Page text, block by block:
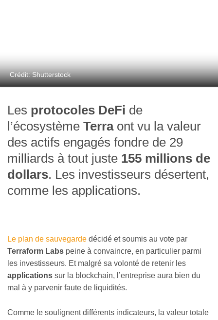
Crédit: Shutterstock
Les protocoles DeFi de
l’écosystème Terraont vu la valeur
des actifs engagés fondre de 29
milliards à tout juste 155 millions de
dollars. Les investisseurs désertent,
comme les applications.
Le plan de sauvegarde décidé et soumis au vote par
Terraform Labs peine à convaincre, en particulier parmi
les investisseurs. Et malgré sa volonté de retenir les
applications sur la blockchain, l’entreprise aura bien du
mal à y parvenir faute de liquidités.
Comme le soulignent différents indicateurs, la valeur totale